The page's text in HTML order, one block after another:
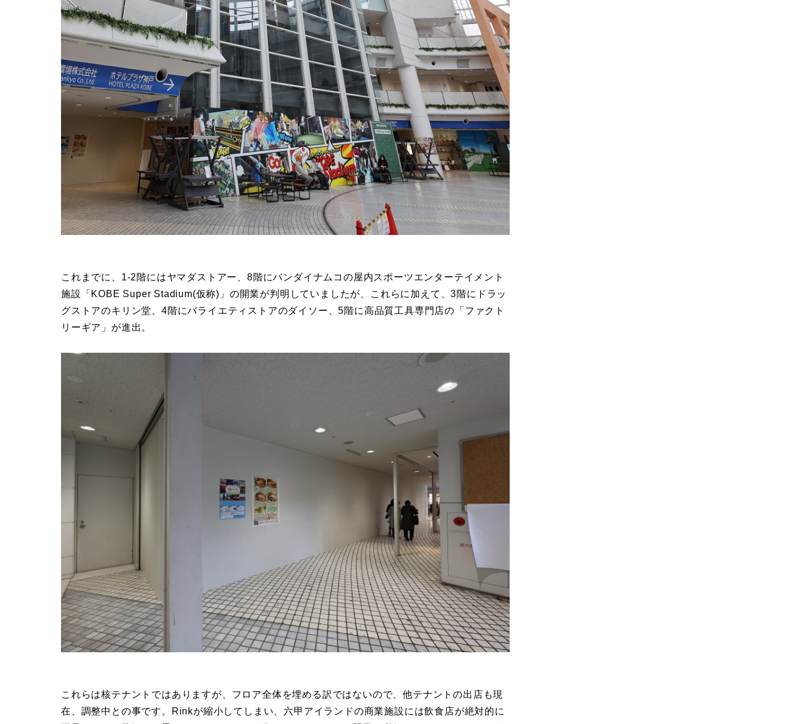
これまでに、1-2階にはヤマダストアー、8階にバンダイナムコの屋内スポーツエンターテイメント
施設「KOBE Super Stadium(仮称)」の開業が判明していましたが、これらに加えて、3階にドラッ
グストアのキリン堂、4階にバライエティストアのダイソー、5階に高品質工具専門店の「ファクト
リーギア」が進出。
これらは核テナントではありますが、フロア全体を埋める訳ではないので、他テナントの出店も現
在、調整中との事です。Rinkが縮小してしまい、六甲アイランドの商業施設には飲食店が絶対的に